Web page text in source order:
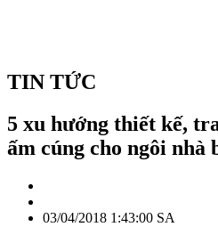
TIN TỨC
5 xu hướng thiết kế,
ấm cúng cho ngôi nhà
03/04/2018 1:43:00 SA